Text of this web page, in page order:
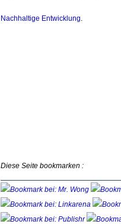
Nachhaltige Entwicklung.
Diese Seite bookmarken :